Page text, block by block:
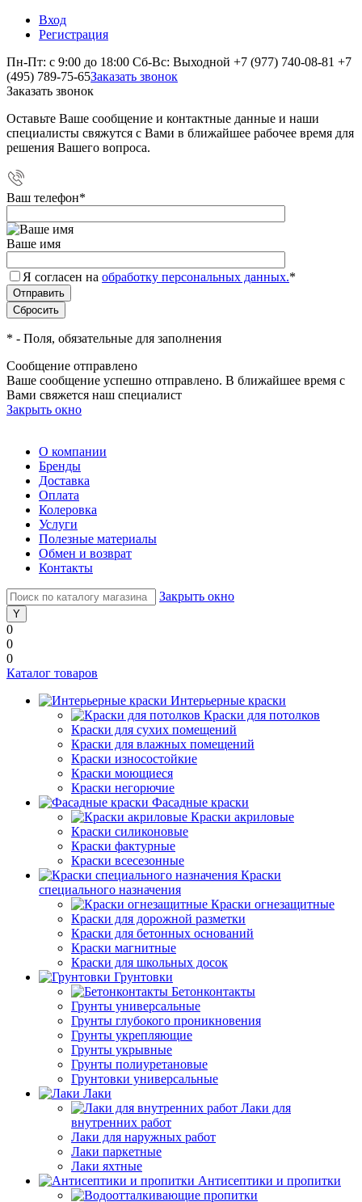
Вход
Регистрация
Пн-Пт: с 9:00 до 18:00 Сб-Вс: Выходной +7 (977) 740-08-81 +7
(495) 789-75-65Заказать звонок
Заказать звонок
Оставьте Ваше сообщение и контактные данные и наши
специалисты свяжутся с Вами в ближайшее рабочее время для
решения Вашего вопроса.
Ваш телефон*
Ваше имя
Я согласен на обработку персональных данных.*
* - Поля, обязательные для заполнения
Сообщение отправлено
Ваше сообщение успешно отправлено. В ближайшее время с
Вами свяжется наш специалист
Закрыть окно
О компании
Бренды
Доставка
Оплата
Колеровка
Услуги
Полезные материалы
Обмен и возврат
Контакты
Закрыть окно
0
0
0
Каталог товаров
Интерьерные краски
Краски для потолков
Краски для сухих помещений
Краски для влажных помещений
Краски износостойкие
Краски моющиеся
Краски негорючие
Фасадные краски
Краски акриловые
Краски силиконовые
Краски фактурные
Краски всесезонные
Краски
специального назначения
Краски огнезащитные
Краски для дорожной разметки
Краски для бетонных оснований
Краски магнитные
Краски для школьных досок
Грунтовки
Бетонконтакты
Грунты универсальные
Грунты глубокого проникновения
Грунты укрепляющие
Грунты укрывные
Грунты полиуретановые
Грунтовки универсальные
Лаки
Лаки для
внутренних работ
Лаки для наружных работ
Лаки паркетные
Лаки яхтные
Антисептики и пропитки